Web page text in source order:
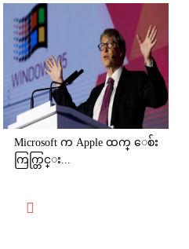
Microsoft က Apple ထက္ ေစ်း
ကြက္တြင္း...